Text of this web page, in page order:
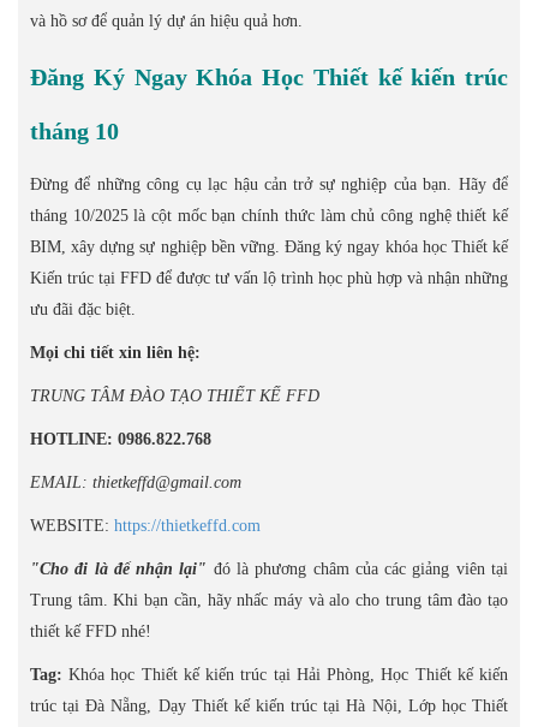
và hồ sơ để quản lý dự án hiệu quả hơn.
Đăng Ký Ngay Khóa Học Thiết kế kiến trúc
tháng 10
Đừng để những công cụ lạc hậu cản trở sự nghiệp của bạn. Hãy để
tháng 10/2025 là cột mốc bạn chính thức làm chủ công nghệ thiết kế
BIM, xây dựng sự nghiệp bền vững. Đăng ký ngay khóa học Thiết kế
Kiến trúc tại FFD để được tư vấn lộ trình học phù hợp và nhận những
ưu đãi đặc biệt.
Mọi chi tiết xin liên hệ:
TRUNG TÂM ĐÀO TẠO THIẾT KẾ FFD
HOTLINE: 0986.822.768
EMAIL: thietkeffd@gmail.com
WEBSITE: https://thietkeffd.com
"Cho đi là để nhận lại" đó là phương châm của các giảng viên tại
Trung tâm. Khi bạn cần, hãy nhấc máy và alo cho trung tâm đào tạo
thiết kế FFD nhé!
Tag:Khóa học Thiết kế kiến trúc tại Hải Phòng, Học Thiết kế kiến
trúc tại Đà Nẵng, Dạy Thiết kế kiến trúc tại Hà Nội, Lớp học Thiết